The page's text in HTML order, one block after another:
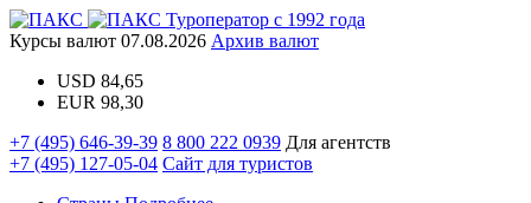
Туроператор с 1992 года
Курсы валют 07.08.2026 Архив валют
USD 84,65
EUR 98,30
+7 (495) 646-39-39 8 800 222 0939 Для агентств
+7 (495) 127-05-04 Сайт для туристов